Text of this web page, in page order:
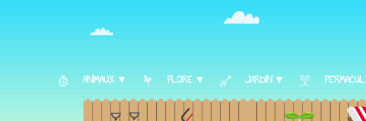
ANIMAUX ▾ FLORE ▾ JARDIN ▾